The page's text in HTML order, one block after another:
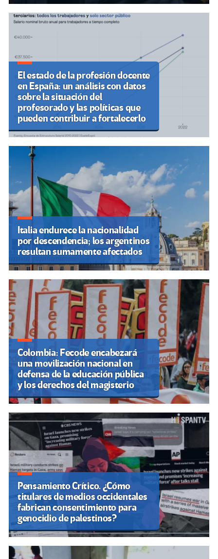
El estado de la profesión docente
en España: un análisis con datos
sobre la situación del
profesorado y las políticas que
pueden contribuir a fortalecerlo
Italia endurece la nacionalidad
por descendencia; los argentinos
resultan sumamente afectados
Colombia: Fecode encabezará
una movilización nacional en
defensa de la educación pública
y los derechos del magisterio
Pensamiento Crítico. ¿Cómo
titulares de medios occidentales
fabrican consentimiento para
genocidio de palestinos?